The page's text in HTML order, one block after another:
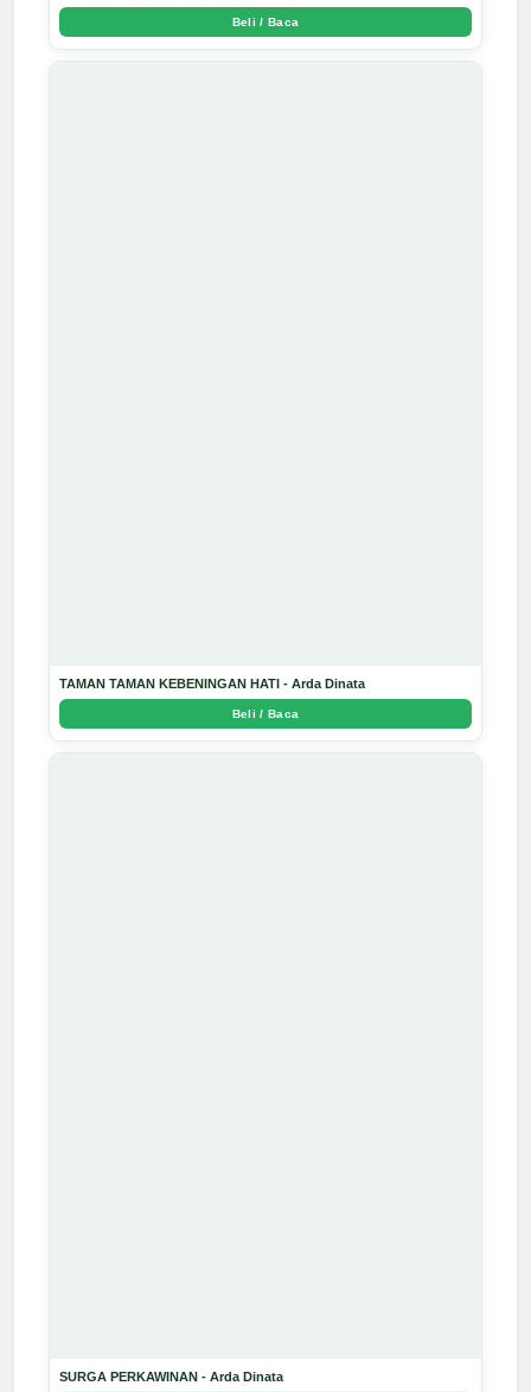
Beli / Baca
TAMAN TAMAN KEBENINGAN HATI - Arda Dinata
Beli / Baca
SURGA PERKAWINAN - Arda Dinata